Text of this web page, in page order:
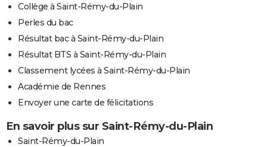
Collège à Saint-Rémy-du-Plain
Perles du bac
Résultat bac à Saint-Rémy-du-Plain
Résultat BTS à Saint-Rémy-du-Plain
Classement lycées à Saint-Rémy-du-Plain
Académie de Rennes
Envoyer une carte de félicitations
En savoir plus sur Saint-Rémy-du-Plain
Saint-Rémy-du-Plain